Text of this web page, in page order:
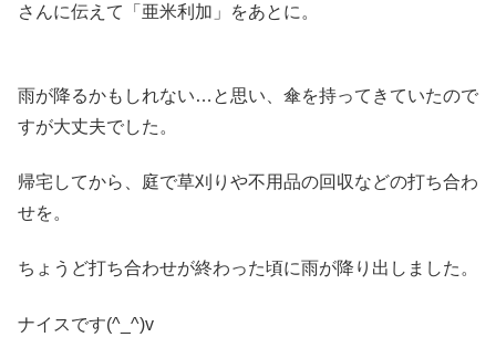
さんに伝えて「亜米利加」をあとに。
雨が降るかもしれない…と思い、傘を持ってきていたので
すが大丈夫でした。
帰宅してから、庭で草刈りや不用品の回収などの打ち合わ
せを。
ちょうど打ち合わせが終わった頃に雨が降り出しました。
ナイスです(^_^)v